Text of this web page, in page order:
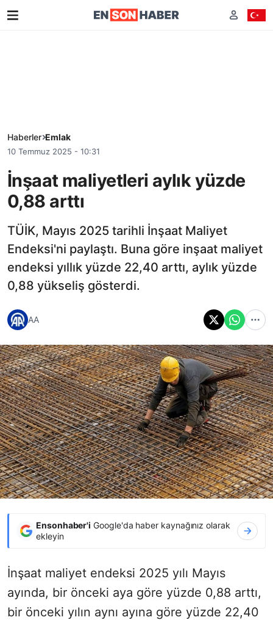
Haberler Emlak
10 Temmuz 2025 - 10:31
İnşaat maliyetleri aylık yüzde
0,88 arttı
TÜİK, Mayıs 2025 tarihli İnşaat Maliyet
Endeksi'ni paylaştı. Buna göre inşaat maliyet
endeksi yıllık yüzde 22,40 arttı, aylık yüzde
0,88 yükseliş gösterdi.
AA
Ensonhaber'i Google'da haber kaynağınız olarak
ekleyin
İnşaat maliyet endeksi 2025 yılı Mayıs
ayında, bir önceki aya göre yüzde 0,88 arttı,
bir önceki yılın aynı ayına göre yüzde 22,40